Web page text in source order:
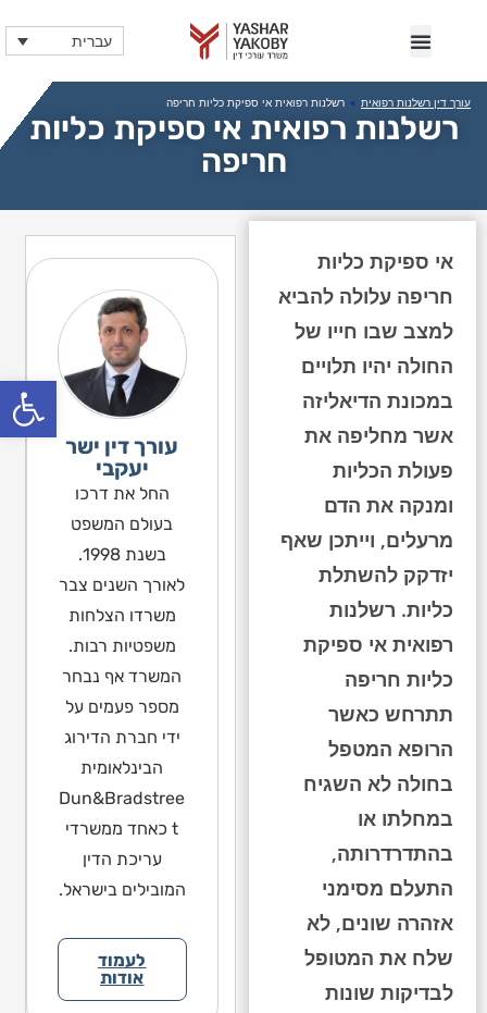
עברית
עורך דין רשלנות רפואית » רשלנות רפואית אי ספיקת כליות חריפה
רשלנות רפואית אי ספיקת כליות
חריפה
אי ספיקת כליות
חריפה עלולה להביא
למצב שבו חייו של
החולה יהיו תלויים
במכונת הדיאליזה
אשר מחליפה את
פעולת הכליות
ומנקה את הדם
מרעלים, וייתכן שאף
יזדקק להשתלת
כליות. רשלנות
רפואית אי ספיקת
כליות חריפה
תתרחש כאשר
הרופא המטפל
בחולה לא השגיח
במחלתו או
בהתדרדרותה,
התעלם מסימני
אזהרה שונים, לא
שלח את המטופל
לבדיקות שונות
עורך דין ישר
יעקבי
החל את דרכו
בעולם המשפט
בשנת 1998.
לאורך השנים צבר
משרדו הצלחות
משפטיות רבות.
המשרד אף נבחר
מספר פעמים על
ידי חברת הדירוג
הבינלאומית
Dun&Bradstree
t כאחד ממשרדי
עריכת הדין
המובילים בישראל.
לעמוד
אודות